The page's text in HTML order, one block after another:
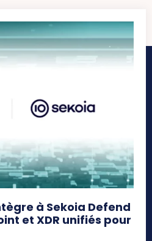
à Sekoia Defend
et XDR unifiés pour